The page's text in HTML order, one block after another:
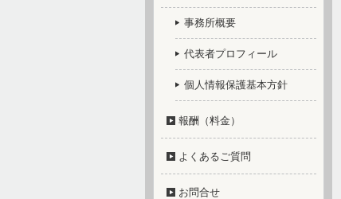
事務所概要
代表者プロフィール
個人情報保護基本方針
報酬（料金）
よくあるご質問
お問合せ